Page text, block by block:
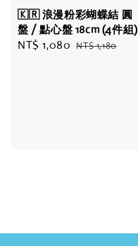
🇰🇷 浪漫粉彩蝴蝶結 圓
盤 / 點心盤 18cm (4件組)
Sale
NT$ 1,080 Regular
NT$ 1,180